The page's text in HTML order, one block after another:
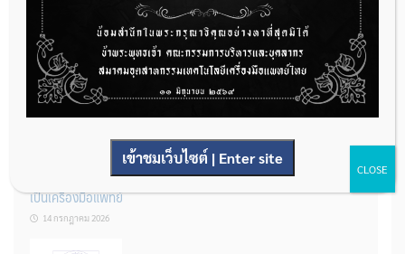
การโฆษณาเครื่องมือแพทย์แบบใดที่ได้รับการยกเว้นไม่ต้องขออนุญาต
14 กรกฎาคม 2026
รู้หรือไม่? ผลิตภัณฑ์ชุดตรวจสําหรับตรวจสอบการปนเปื้อนแบบใดจัด
เป็นเครื่องมือแพทย์
14 กรกฎาคม 2026
เข้าชมเว็บไซต์ | Enter site
CLOSE